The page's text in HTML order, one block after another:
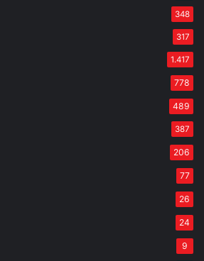
348
317
1.417
778
489
387
206
77
26
24
9